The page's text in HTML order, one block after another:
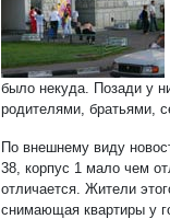
было некуда. Позади у
родителями, братьями,
По внешнему виду
38, корпус 1 мало чем
отличается. Жители
снимающая квартиры у